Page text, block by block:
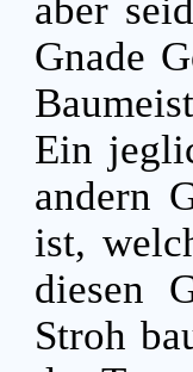
aber
Gnade
Ein
andern
ist,
diesen
Stroh